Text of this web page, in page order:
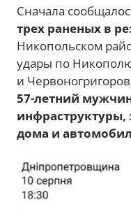
Сначала
трех раненых в
Никопольском
удары по
и
57-летний
инфраструктуры,
дома и